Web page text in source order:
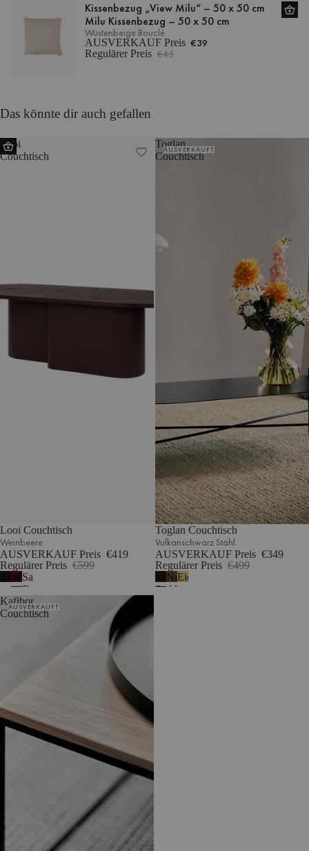
Kissenbezug „View Milu“ – 50 x 50 cm
Milu Kissenbezug – 50 x 50 cm
Wüstenbeige Bouclé
AUSVERKAUF Preis €39
Regulärer Preis €45
Das könnte dir auch gefallen
Looi
Couchtisch
Looi Couchtisch
Weinbeere
AUSVERKAUF Preis €419
Regulärer Preis €599
Vulkanschwarz
Weinbeere
Sand
Beige
Toglan
Couchtisch
AUSVERKAUFT
Toglan Couchtisch
Vulkanschwarz Stahl
AUSVERKAUF Preis €349
Regulärer Preis €499
Vulkanschwarz
Stahl
Nuss
Eiche
Kafibor
Couchtisch
AUSVERKAUFT